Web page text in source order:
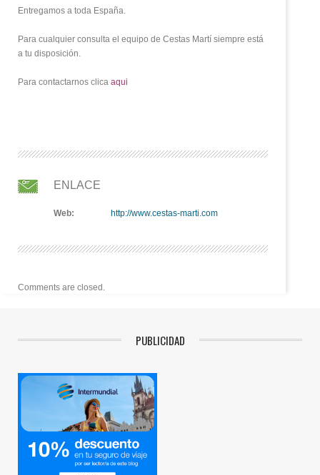
Entregamos a toda España.
Para cualquier consulta el equipo de Cestas Martí siempre está
a tu disposición.
Para contactarnos clica aqui
ENLACE
Web: http://www.cestas-marti.com
Comments are closed.
PUBLICIDAD